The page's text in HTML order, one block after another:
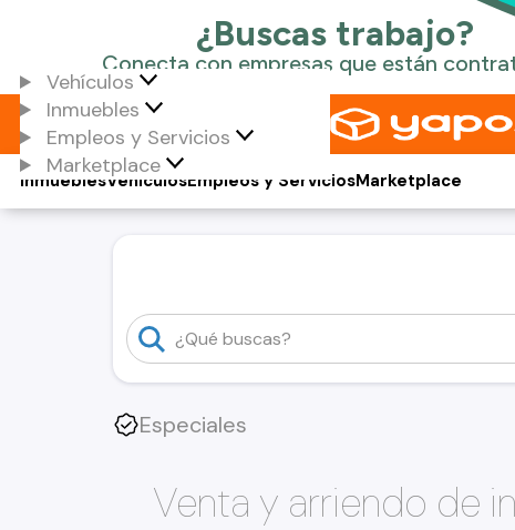
Vehículos
Inmuebles
Empleos y Servicios
Marketplace
Vehículos
Inmuebles Empleos y ServiciosMarketplace
Especiales
Venta y arriendo de